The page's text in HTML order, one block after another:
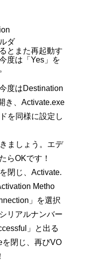
ダ
とまた再起動す
度は「Yes」を
度はDestination
き、Activate.exe
を同様に設定し
ましょう。エデ
らOKです！
閉じ、Activate.
Metho
」を選択
リアルナンバー
」と出る
閉じ、再びVO